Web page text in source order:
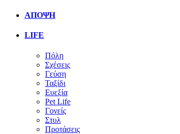
ΑΠΟΨΗ
LIFE
Πόλη
Σχέσεις
Γεύση
Ταξίδι
Ευεξία
Pet Life
Γονείς
Στυλ
Προτάσεις